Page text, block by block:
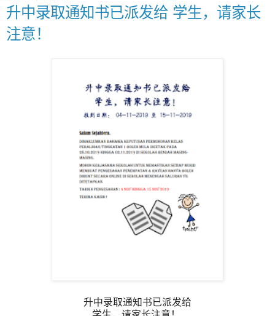
升中录取通知书已派发给 学生，请家长
注意！
升中录取通知书已派发给